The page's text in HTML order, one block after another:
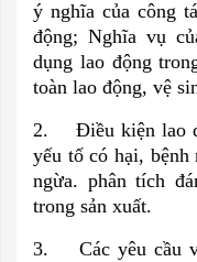
ý nghĩa của công
động; Nghĩa vụ
dụng lao động
toàn lao động, vệ
2. Điều kiện lao
yếu tố có hại, bệnh
ngừa. phân tích
trong sản xuất.
3. Các yêu cầu